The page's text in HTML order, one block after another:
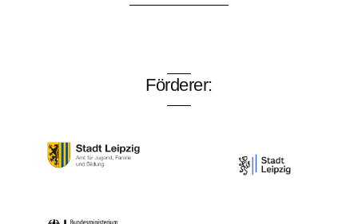
Förderer: